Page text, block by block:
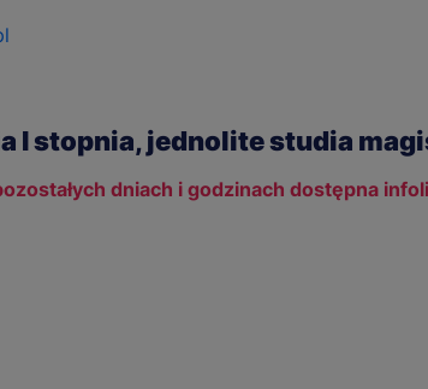
I stopnia, jednolite studia
dniach i godzinach dostępna